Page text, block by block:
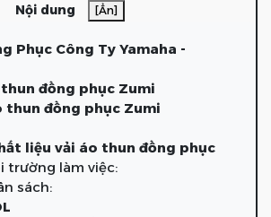
Nội dung [Ẩn]
Phục Công Ty Yamaha -
đồng phục Zumi
thun đồng phục Zumi
liệu vải áo thun đồng phục
trường làm việc:
sách: